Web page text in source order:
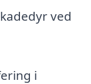
ved
i